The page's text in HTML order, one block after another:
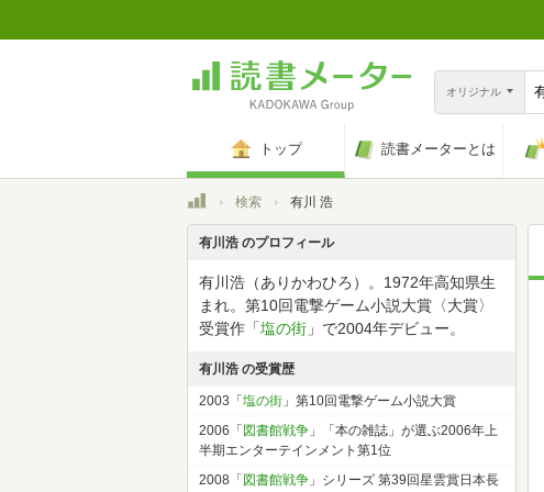
オリジナル
トップ 読書メーターとは
トップ検索 有川 浩
有川浩 のプロフィール
有川浩（ありかわひろ）。1972年高知県生
まれ。第10回電撃ゲーム小説大賞〈大賞〉
受賞作「塩の街 」で2004年デビュー。
有川浩 の受賞歴
2003「 塩の街 」第10回電撃ゲーム小説大賞
2006「 図書館戦争 」「本の雑誌」が選ぶ2006年上
半期エンターテインメント第1位
2008「 図書館戦争 」シリーズ 第39回星雲賞日本長